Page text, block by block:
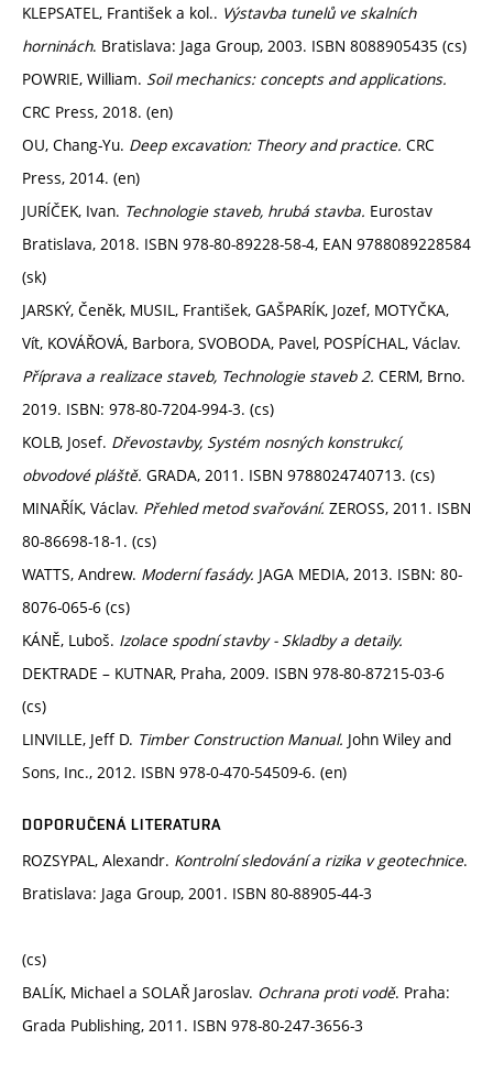
KLEPSATEL, František a kol.. Výstavba tunelů ve skalních
horninách. Bratislava: Jaga Group, 2003. ISBN 8088905435 (cs)
POWRIE, William. Soil mechanics: concepts and applications.
CRC Press, 2018. (en)
OU, Chang-Yu. Deep excavation: Theory and practice. CRC
Press, 2014. (en)
JURÍČEK, Ivan. Technologie staveb, hrubá stavba. Eurostav
Bratislava, 2018. ISBN 978-80-89228-58-4, EAN 9788089228584
(sk)
JARSKÝ, Čeněk, MUSIL, František, GAŠPARÍK, Jozef, MOTYČKA,
Vít, KOVÁŘOVÁ, Barbora, SVOBODA, Pavel, POSPÍCHAL, Václav.
Příprava a realizace staveb, Technologie staveb 2. CERM, Brno.
2019. ISBN: 978-80-7204-994-3. (cs)
KOLB, Josef. Dřevostavby, Systém nosných konstrukcí,
obvodové pláště. GRADA, 2011. ISBN 9788024740713. (cs)
MINAŘÍK, Václav. Přehled metod svařování. ZEROSS, 2011. ISBN
80-86698-18-1. (cs)
WATTS, Andrew. Moderní fasády. JAGA MEDIA, 2013. ISBN: 80-
8076-065-6 (cs)
KÁNĚ, Luboš. Izolace spodní stavby - Skladby a detaily.
DEKTRADE – KUTNAR, Praha, 2009. ISBN 978-80-87215-03-6
(cs)
LINVILLE, Jeff D. Timber Construction Manual. John Wiley and
Sons, Inc., 2012. ISBN 978-0-470-54509-6. (en)
DOPORUČENÁ LITERATURA
ROZSYPAL, Alexandr. Kontrolní sledování a rizika v geotechnice.
Bratislava: Jaga Group, 2001. ISBN 80-88905-44-3
(cs)
BALÍK, Michael a SOLAŘ Jaroslav. Ochrana proti vodě. Praha:
Grada Publishing, 2011. ISBN 978-80-247-3656-3